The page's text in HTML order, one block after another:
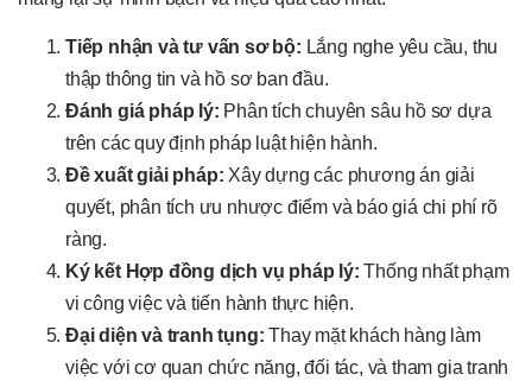
Tiếp nhận và tư vấn sơ bộ: Lắng nghe yêu cầu, thu
thập thông tin và hồ sơ ban đầu.
Đánh giá pháp lý: Phân tích chuyên sâu hồ sơ dựa
trên các quy định pháp luật hiện hành.
Đề xuất giải pháp: Xây dựng các phương án giải
quyết, phân tích ưu nhược điểm và báo giá chi phí rõ
ràng.
Ký kết Hợp đồng dịch vụ pháp lý: Thống nhất phạm
vi công việc và tiến hành thực hiện.
Đại diện và tranh tụng: Thay mặt khách hàng làm
việc với cơ quan chức năng, đối tác, và tham gia tranh